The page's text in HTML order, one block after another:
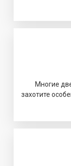
Многие
захотите